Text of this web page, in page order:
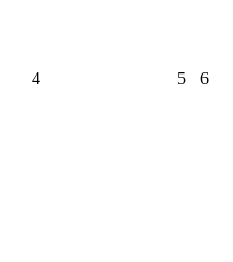
4 5 6